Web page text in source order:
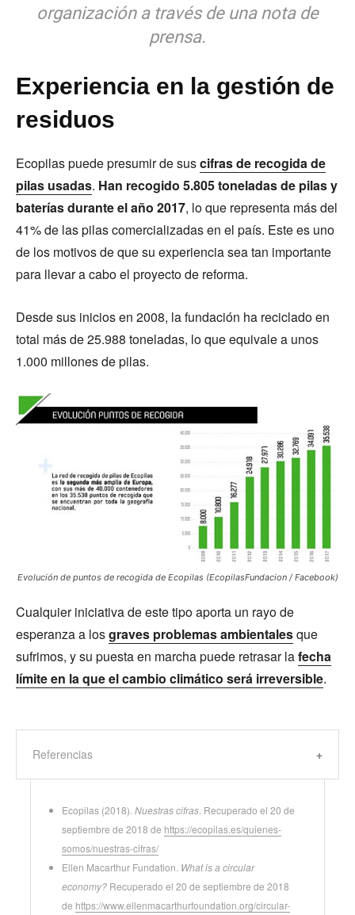
organización a través de una nota de
prensa.
Experiencia en la gestión de
residuos
Ecopilas puede presumir de suscifras de recogida de
pilas usadas. Han recogido 5.805 toneladas de pilas y
baterías durante el año 2017, lo que representa más del
41% de las pilas comercializadas en el país. Este es uno
de los motivos de que su experiencia sea tan importante
para llevar a cabo el proyecto de reforma.
Desde sus inicios en 2008, la fundación ha reciclado en
total más de 25.988 toneladas, lo que equivale a unos
1.000 millones de pilas.
Evolución de puntos de recogida de Ecopilas (EcopilasFundacion / Facebook)
Cualquier iniciativa de este tipo aporta un rayo de
esperanza a losgraves problemas ambientalesque
sufrimos, y su puesta en marcha puede retrasar lafecha
límite en la que el cambio climático será irreversible.
Referencias
Ecopilas (2018). Nuestras cifras . Recuperado el 20 de
septiembre de 2018 de https://ecopilas.es/quienes-
somos/nuestras-cifras/
Ellen Macarthur Fundation. What is a circular
economy? Recuperado el 20 de septiembre de 2018
de https://www.ellenmacarthurfoundation.org/circular-